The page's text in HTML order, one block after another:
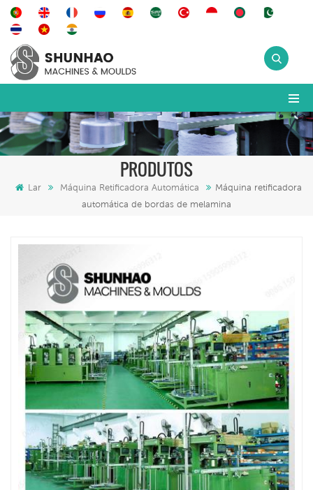
PRODUTOS
Lar Máquina Retificadora Automática
Máquina retificadora
automática de bordas de melamina